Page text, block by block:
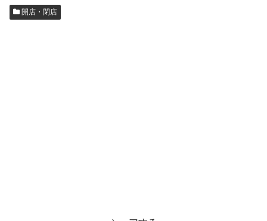
開店・閉店